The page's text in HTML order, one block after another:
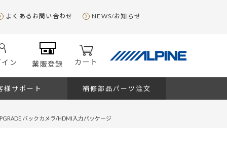
よくあるお問い合わせ NEWS/お知らせ
ン 業販登録 カート
様サポート 補修部品パーツ注文
バックカメラ/HDMI入力パッケージ